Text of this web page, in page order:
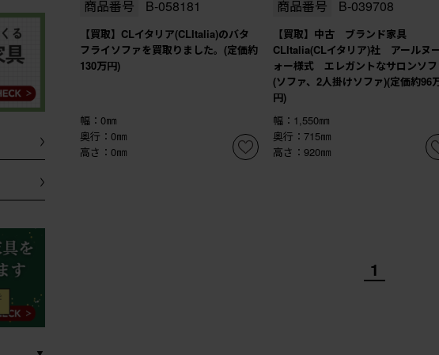
商品番号 B-058181
【買取】CLイタリア(CLItalia)のバタ
フライソファを買取りました。(定価約
130万円)
幅：0㎜
奥行：0㎜
高さ：0㎜
商品番号 B-039708
【買取】中古 ブランド家具
CLItalia(CLイタリア)社 アールヌ
ォー様式 エレガントなサロンソフ
(ソファ、2人掛けソファ)(定価約96
円)
幅：1,550㎜
奥行：715㎜
高さ：920㎜
1